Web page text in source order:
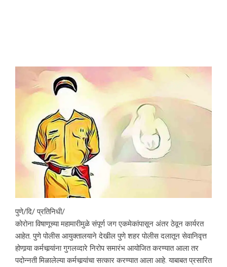
पुणे/दि/ प्रतिनिधी/
कोरोना विषाणूच्या महामारीमुळे संपूर्ण जग एकमेकांपासून अंतर ठेवून कार्यरत
आहेत. पुणे पोलीस आयुक्तालयाने देखील पुणे शहर पोलीस दलातून सेवानिवृत्त
होणार्‍या कर्मचार्‍यांना गुगलव्दारे निरोप समारंभ आयोजित करण्यात आला तर
पदोन्नती मिळालेल्या कर्मचार्‍यांचा सत्कार करण्यात आला आहे. याबाबत प्रसारित